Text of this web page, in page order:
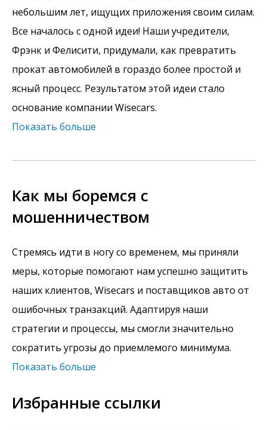
небольшим лет, ищущих приложения своим силам.
Все началось с одной идеи! Наши учредители,
Фрэнк и Фелисити, придумали, как превратить
прокат автомобилей в гораздо более простой и
ясный процесс. Результатом этой идеи стало
основание компании Wisecars.
Показать больше
Как мы боремся с
мошенничеством
Стремясь идти в ногу со временем, мы приняли
меры, которые помогают нам успешно защитить
наших клиентов, Wisecars и поставщиков авто от
ошибочных транзакций. Адаптируя наши
стратегии и процессы, мы смогли значительно
сократить угрозы до приемлемого минимума.
Показать больше
Избранные ссылки